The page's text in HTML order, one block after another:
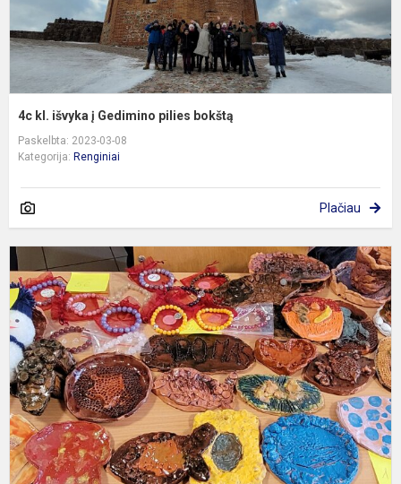
4c kl. išvyka į Gedimino pilies bokštą
Paskelbta: 2023-03-08
Kategorija: Renginiai
Plačiau